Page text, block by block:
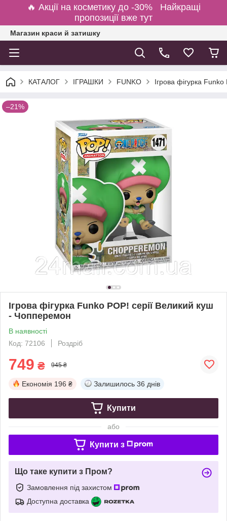
🔥 Акції на косметику до -30% Найкращі
пропозиції вже тут
Магазин краси й затишку
КАТАЛОГ ІГРАШКИ FUNKO Ігрова фігурка
–21%
Ігрова фігурка Funko POP! cерії Великий куш
- Чопперемон
В наявності
Код: 72106
Роздріб
749 ₴ 945 ₴
Економія 196 ₴ Залишилось 36 днів
Купити
або
Купити з
Що таке купити з Пром?
Замовлення під захистом
Доступна доставка